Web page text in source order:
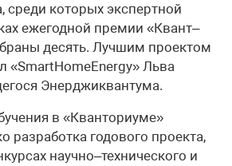
среди которых экспертной
ежегодной премии «Квант–
десять. Лучшим проектом
«SmartHomeEnergy» Льва
Энерджиквантума.
в «Кванториуме»
разработка годового проекта,
научно–технического и